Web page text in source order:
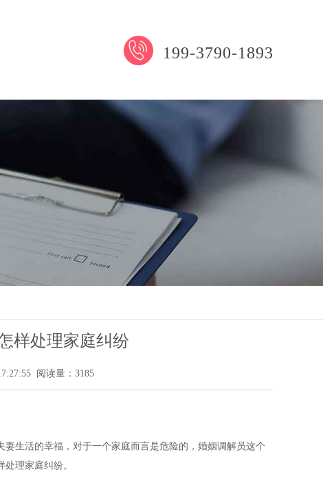
199-3790-1893
样处理家庭纠纷
阅读量：3185
生活的幸福，对于一个家庭而言是危险的，婚姻调解员这个
理家庭纠纷。